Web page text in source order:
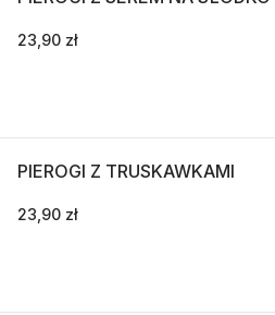
23,90 zł
PIEROGI Z TRUSKAWKAMI
23,90 zł